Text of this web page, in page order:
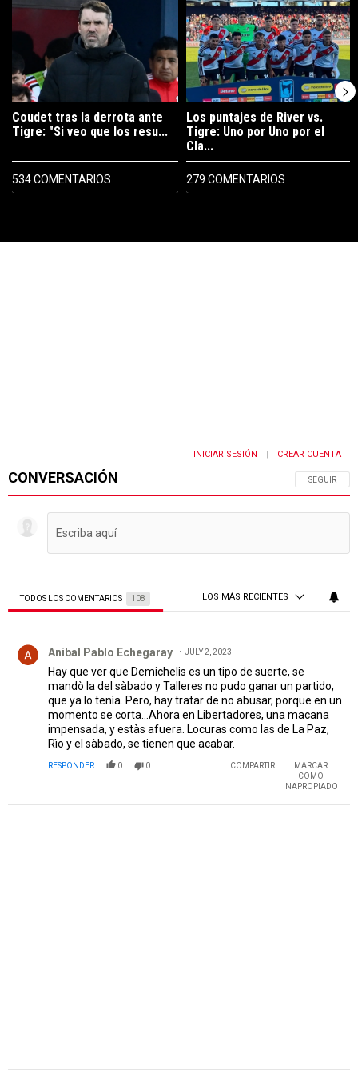
Coudet tras la derrota ante
Tigre: "Si veo que los resu...
534 COMENTARIOS
Los puntajes de River vs.
Tigre: Uno por Uno por el
Cla...
279 COMENTARIOS
CONVERSACIÓN SIGA ESTA
SEGUIR
INICIAR SESIÓN CREAR CUENTA
TODOS LOS COMENTARIOS 108 LOS MÁS RECIENTES
Anibal Pablo Echegaray JULY 2, 2023
Hay que ver que Demichelis es un tipo de suerte, se
mandò la del sàbado y Talleres no pudo ganar un partido,
que ya lo tenìa. Pero, hay tratar de no abusar, porque en un
momento se corta...Ahora en Libertadores, una macana
impensada, y estàs afuera. Locuras como las de La Paz,
Rìo y el sàbado, se tienen que acabar.
RESPONDER 0 0 COMPARTIR
MARCAR
COMO
INAPROPIADO